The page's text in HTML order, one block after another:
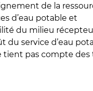
de la
d’eau potable et
du milieu
du service d’eau
tient pas compte des